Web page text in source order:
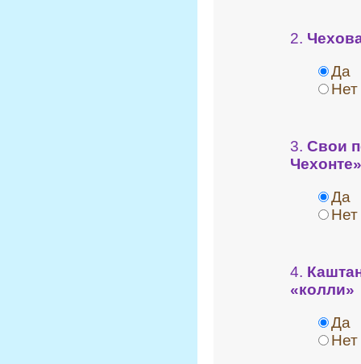
2.
Да
Нет
3. Свои
Чехонте»
Да
Нет
4.
«колли»
Да
Нет